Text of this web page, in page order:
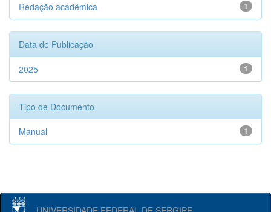
1
Redação acadêmica
Data de Publicação
1
2025
Tipo de Documento
1
Manual